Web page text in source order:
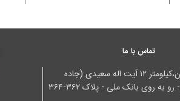
تماس با ما
آدرس : تهران،کیلومتر ۱۲ آیت اله سعیدی (جاده
ساوه)-شاتره- رو به روی بانک ملی - پلاک ۳۶۲-۳۶۴